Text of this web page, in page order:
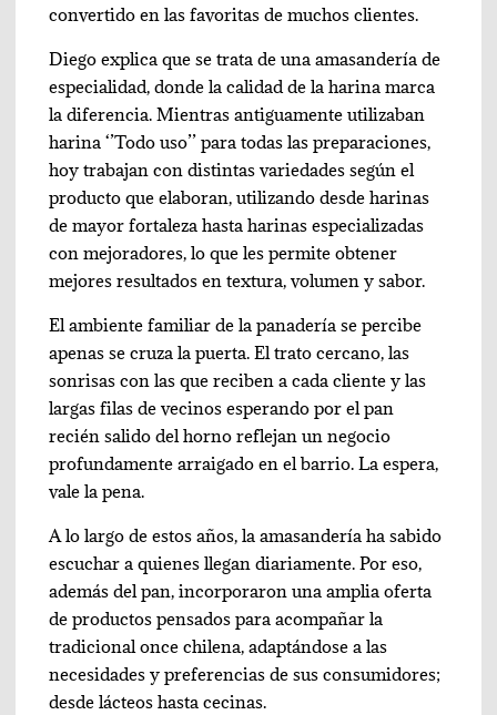
convertido en las favoritas de muchos clientes.
Diego explica que se trata de una amasandería de
especialidad, donde la calidad de la harina marca
la diferencia. Mientras antiguamente utilizaban
harina ‘’Todo uso’’ para todas las preparaciones,
hoy trabajan con distintas variedades según el
producto que elaboran, utilizando desde harinas
de mayor fortaleza hasta harinas especializadas
con mejoradores, lo que les permite obtener
mejores resultados en textura, volumen y sabor.
El ambiente familiar de la panadería se percibe
apenas se cruza la puerta. El trato cercano, las
sonrisas con las que reciben a cada cliente y las
largas filas de vecinos esperando por el pan
recién salido del horno reflejan un negocio
profundamente arraigado en el barrio. La espera,
vale la pena.
A lo largo de estos años, la amasandería ha sabido
escuchar a quienes llegan diariamente. Por eso,
además del pan, incorporaron una amplia oferta
de productos pensados para acompañar la
tradicional once chilena, adaptándose a las
necesidades y preferencias de sus consumidores;
desde lácteos hasta cecinas.